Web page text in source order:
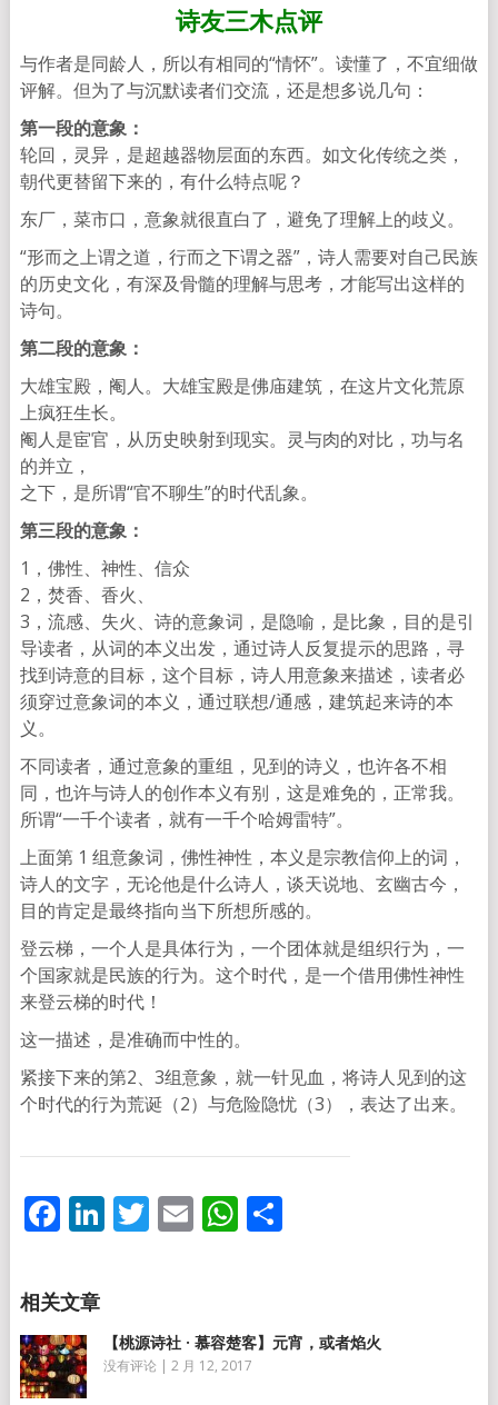
诗友三木点评
与作者是同龄人，所以有相同的“情怀”。读懂了，不宜细做
评解。但为了与沉默读者们交流，还是想多说几句：
第一段的意象：
轮回，灵异，是超越器物层面的东西。如文化传统之类，
朝代更替留下来的，有什么特点呢？
东厂，菜市口，意象就很直白了，避免了理解上的歧义。
“形而之上谓之道，行而之下谓之器”， 诗人需要对自己民族
的历史文化，有深及骨髓的理解与思考， 才能写出这样的
诗句。
第二段的意象：
大雄宝殿，阉人。大雄宝殿是佛庙建筑，在这片文化荒原
上疯狂生长。
阉人是宦官，从历史映射到现实。灵与肉的对比，功与名
的并立，
之下，是所谓“官不聊生”的时代乱象。
第三段的意象：
1，佛性、神性、信众
2，焚香、香火、
3，流感、失火、诗的意象词，是隐喻，是比象，目的是引
导读者，从词的本义出发， 通过诗人反复提示的思路，寻
找到诗意的目标，这个目标， 诗人用意象来描述，读者必
须穿过意象词的本义，通过联想/通感， 建筑起来诗的本
义。
不同读者，通过意象的重组，见到的诗义，也许各不相
同， 也许与诗人的创作本义有别，这是难免的，正常我。
所谓“一千个读者，就有一千个哈姆雷特”。
上面第 1 组意象词，佛性神性，本义是宗教信仰上的词，
诗人的文字，无论他是什么诗人，谈天说地、玄幽古今，
目的肯定是最终指向当下所想所感的。
登云梯，一个人是具体行为，一个团体就是组织行为， 一
个国家就是民族的行为。这个时代，是一个借用佛性神性
来登云梯的时代！
这一描述，是准确而中性的。
紧接下来的第2、3组意象，就一针见血， 将诗人见到的这
个时代的行为荒诞（2）与危险隐忧（3）， 表达了出来。
Facebook
LinkedIn
Twitter
EmailWhatsApp
分
【桃源诗社 · 慕容楚客】元宵，或者焰火
没有评论 | 2 月 12, 2017